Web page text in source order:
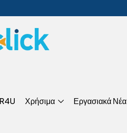
Χρήσιμα Εργασιακά Νέα